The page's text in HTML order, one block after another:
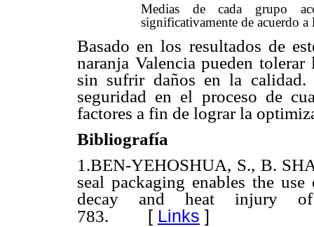
Medias de cada grupo
significativamente de acuerdo
Basado en los resultados de
naranja Valencia pueden
sin sufrir daños en la calidad.
seguridad en el proceso de
factores a fin de lograr la
Bibliografía
1.BEN-YEHOSHUA, S., B.
seal packaging enables the
decay and heat injury of
783. [ Links ]